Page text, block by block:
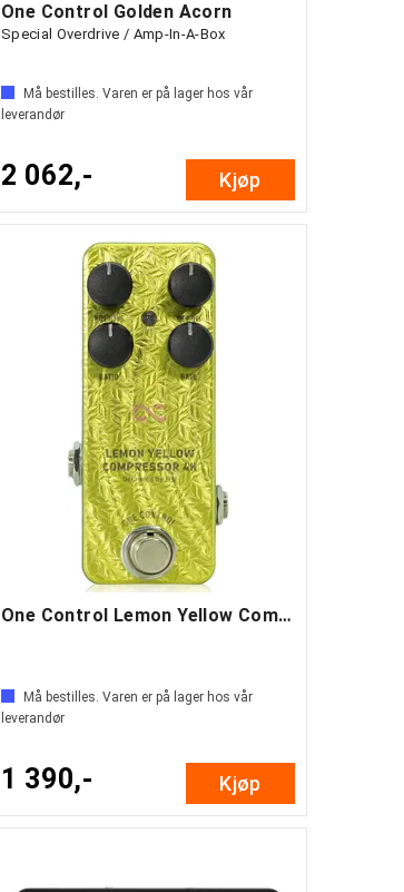
One Control Golden Acorn
Special Overdrive / Amp-In-A-Box
Må bestilles. Varen er på lager hos vår
leverandør
2 062,- Kjøp
One Control Lemon Yellow Compressor 4K
Må bestilles. Varen er på lager hos vår
leverandør
1 390,- Kjøp